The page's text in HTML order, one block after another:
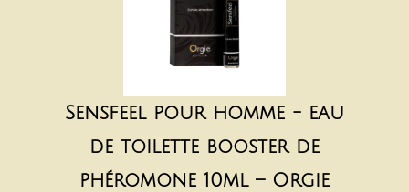
Sensfeel pour homme - eau
de toilette booster de
phéromone 10ml – Orgie